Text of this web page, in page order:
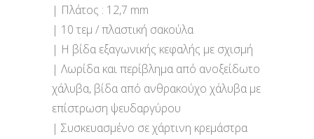
| Πλάτος : 12,7 mm
| 10 τεμ / πλαστική σακούλα
| Η βίδα εξαγωνικής κεφαλής με σχισμή
| Λωρίδα και περίβλημα από ανοξείδωτο
χάλυβα, βίδα από ανθρακούχο χάλυβα με
επίστρωση ψευδαργύρου
| Συσκευασμένο σε χάρτινη κρεμάστρα